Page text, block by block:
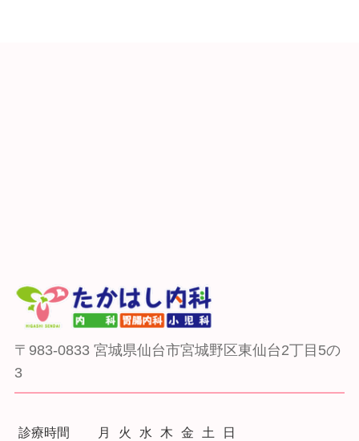
〒983-0833 宮城県仙台市宮城野区東仙台2丁目5の
3
診療時間 月 火 水 木 金 土 日